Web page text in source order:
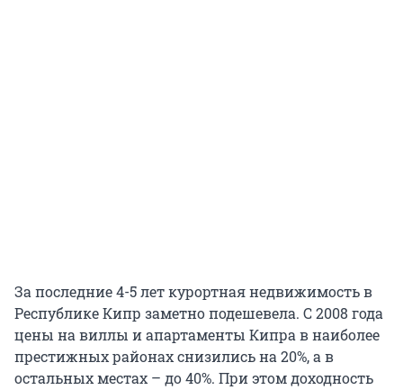
За последние 4-5 лет курортная недвижимость в
Республике Кипр заметно подешевела. С 2008 года
цены на виллы и апартаменты Кипра в наиболее
престижных районах снизились на 20%, а в
остальных местах – до 40%. При этом доходность